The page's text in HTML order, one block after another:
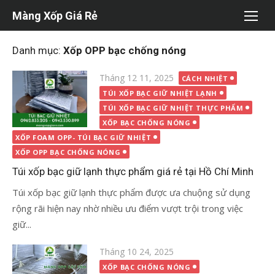
dung
Màng Xốp Giá Rẻ
Danh mục: Xốp OPP bạc chống nóng
Đăng
vào
Tháng 12 11, 2025
CÁCH NHIỆT
TÚI XỐP BẠC GIỮ NHIỆT LẠNH
TÚI XỐP BẠC GIỮ NHIỆT THỰC PHẨM
XỐP BẠC CHỐNG NÓNG
XỐP FOAM OPP- TÚI BẠC GIỮ NHIỆT
XỐP OPP BẠC CHỐNG NÓNG
Túi xốp bạc giữ lạnh thực phẩm giá rẻ tại Hồ Chí Minh
Túi xốp bạc giữ lạnh thực phẩm được ưa chuộng sử dụng
rộng rãi hiện nay nhờ nhiều ưu điểm vượt trội trong việc
giữ...
Đăng
vào
Tháng 10 24, 2025
XỐP BẠC CHỐNG NÓNG